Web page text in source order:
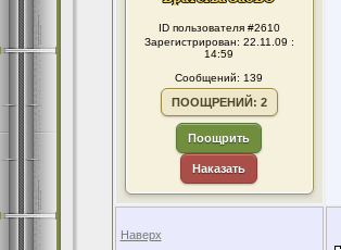
ID пользователя #2610
Зарегистрирован: 22.11.09 :
14:59
Сообщений: 139
ПООЩРЕНИЙ: 2
Поощрить
Наказать
Наверх